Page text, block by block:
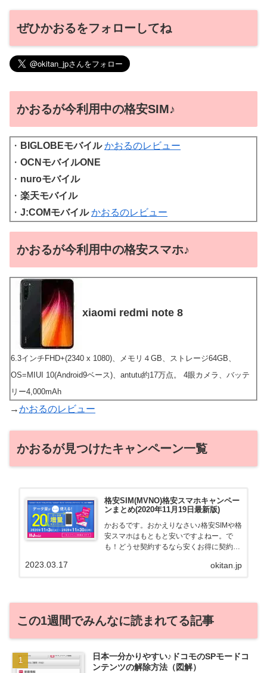
ぜひかおるをフォローしてね
かおるが今利用中の格安SIM♪
・ BIGLOBEモバイル かおるのレビュー
・ OCNモバイルONE
・ nuroモバイル
・ 楽天モバイル
・ J:COMモバイル かおるのレビュー
かおるが今利用中の格安スマホ♪
xiaomi redmi note 8
6.3インチFHD+(2340 x 1080)、メモリ４GB、ストレージ64GB、
OS=MIUI 10(Android9ベース)、antutu約17万点。 4眼カメラ、バッテ
リー4,000mAh
→かおるのレビュー
かおるが見つけたキャンペーン一覧
格安SIM(MVNO)格安スマホキャンペー
ンまとめ(2020年11月19日最新版)
かおるです。おかえりなさい♪格安SIMや格
安スマホはもともと安いですよねー。で
も！どうせ契約するなら安くお得に契約し
る自身も、そういう案件を常に狙ってます
okitan.jp
2023.03.17
この1週間でみんなに読まれてる記事
日本一分かりやすい♪ドコモのSPモードコ
ンテンツの解除方法（図解）